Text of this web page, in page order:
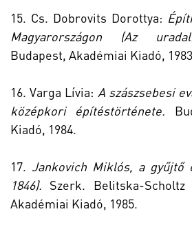
15. Cs. Dobrovits Dorottya:
Magyarországon (Az
Budapest, Akadémiai Kiadó,
16. Varga Lívia: A szászsebesi
középkori építéstörténete.
Kiadó, 1984.
17. Jankovich Miklós, a gyűjtő
1846). Szerk. Belitska-Scholtz
Akadémiai Kiadó, 1985.